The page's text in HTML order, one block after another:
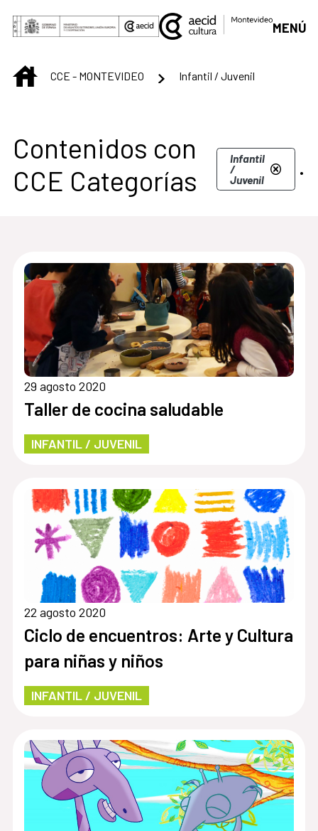
Saltar al contenido principal
MENÚ
INICIOCCE - MONTEVIDEO Infantil / Juvenil
Centro Cultural de
Contenidos con
CCE Categorías
Infantil
/
Juvenil .
29 agosto 2020
Taller de cocina saludable
INFANTIL / JUVENIL
22 agosto 2020
Ciclo de encuentros: Arte y Cultura
para niñas y niños
INFANTIL / JUVENIL